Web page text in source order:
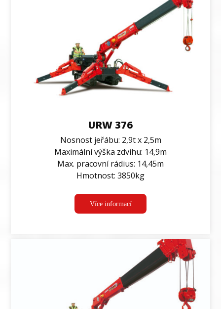
URW 376
Nosnost jeřábu: 2,9t x 2,5m
Maximální výška zdvihu: 14,9m
Max. pracovní rádius: 14,45m
Hmotnost: 3850kg
Více informací